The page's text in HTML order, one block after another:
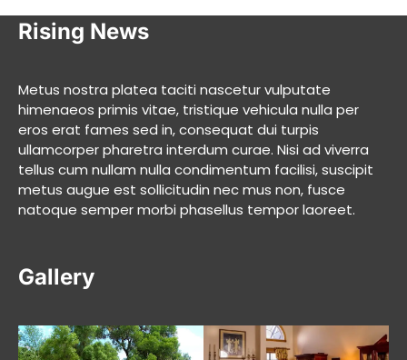
Rising News
Metus nostra platea taciti nascetur vulputate
himenaeos primis vitae, tristique vehicula nulla per
eros erat fames sed in, consequat dui turpis
ullamcorper pharetra interdum curae. Nisi ad viverra
tellus cum nullam nulla condimentum facilisi, suscipit
metus augue est sollicitudin nec mus non, fusce
natoque semper morbi phasellus tempor laoreet.
Gallery